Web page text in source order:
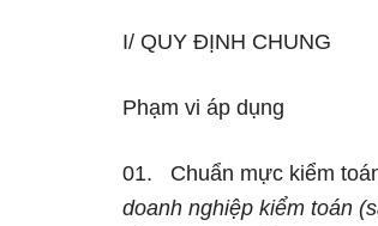
I/ QUY ĐỊNH CHUNG
Phạm vi áp dụng
01. Chuẩn mực kiểm
doanh nghiệp kiểm toán